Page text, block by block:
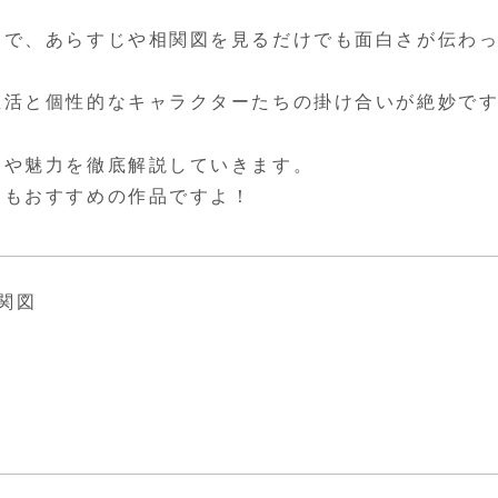
、あらすじや相関図を見るだけでも面白さが伝わっ
と個性的なキャラクターたちの掛け合いが絶妙です
魅力を徹底解説していきます。
おすすめの作品ですよ！
図